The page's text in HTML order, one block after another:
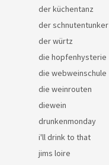
der küchentanz
der schnutentunker
der würtz
die hopfenhysterie
die webweinschule
die weinrouten
diewein
drunkenmonday
i'll drink to that
jims loire